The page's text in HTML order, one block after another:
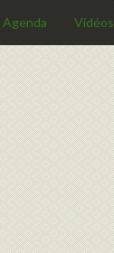
Agenda Vidéos